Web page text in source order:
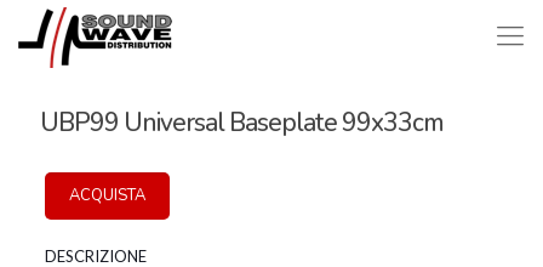
UBP99 Universal Baseplate 99x33cm
ACQUISTA
DESCRIZIONE